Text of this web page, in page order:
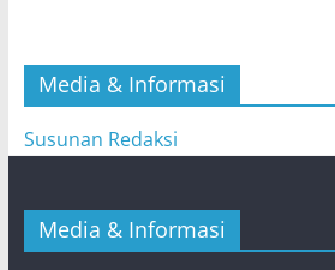
Media & Informasi
Susunan Redaksi
Media & Informasi